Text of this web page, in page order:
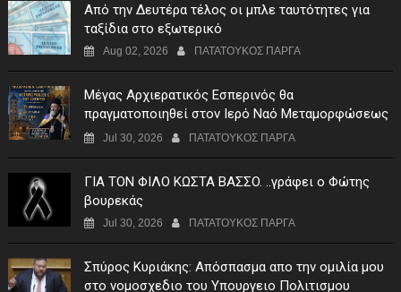
Από την Δευτέρα τέλος οι μπλε ταυτότητες για
ταξίδια στο εξωτερικό
Aug 02, 2026 ΠΑΤΑΤΟΥΚΟΣ ΠΑΡΓΑ
Μέγας Αρχιερατικός Εσπερινός θα
πραγματοποιηθεί στον Ιερό Ναό Μεταμορφώσεως
του Σωτήρος Σταυροχωρίου στης 5 Αυγούστου
Jul 30, 2026 ΠΑΤΑΤΟΥΚΟΣ ΠΑΡΓΑ
ΓIA TON ΦIΛO KΩΣTA BAΣΣO. ..γράφει ο Φώτης
βουρεκάς
Jul 30, 2026 ΠΑΤΑΤΟΥΚΟΣ ΠΑΡΓΑ
Σπύρος Κυριάκης: Απόσπασμα απο την ομιλία μου
στο νομοσχεδιο του Υπουργειο Πολιτισμου